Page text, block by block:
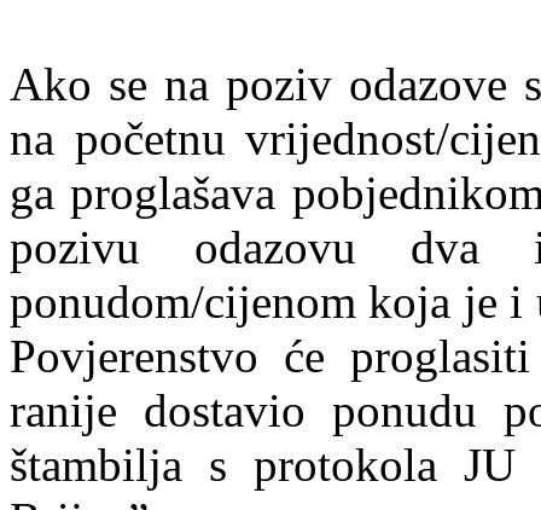
Ako se na poziv odazove
na početnu vrijednost/
ga proglašava
pozivu odazovu
ponudom/cijenom koja je i
Povjerenstvo će
ranije dostavio ponudu
štambilja s protokola